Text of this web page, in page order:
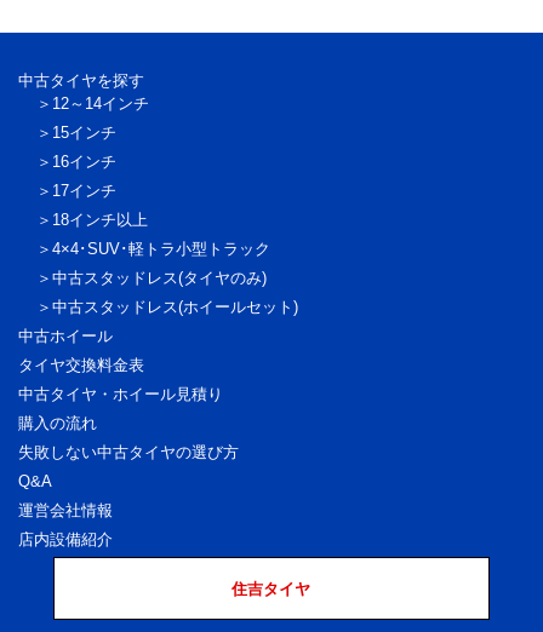
中古タイヤを探す
12～14インチ
15インチ
16インチ
17インチ
18インチ以上
4×4･SUV･軽トラ小型トラック
中古スタッドレス(タイヤのみ)
中古スタッドレス(ホイールセット)
中古ホイール
タイヤ交換料金表
中古タイヤ・ホイール見積り
購入の流れ
失敗しない中古タイヤの選び方
Q&A
運営会社情報
店内設備紹介
住吉タイヤ